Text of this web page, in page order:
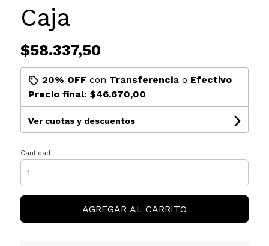
Caja
$58.337,50
20% OFF con Transferenciao Efectivo
Precio final: $46.670,00
Ver cuotas y descuentos
Cantidad
AGREGAR AL CARRITO